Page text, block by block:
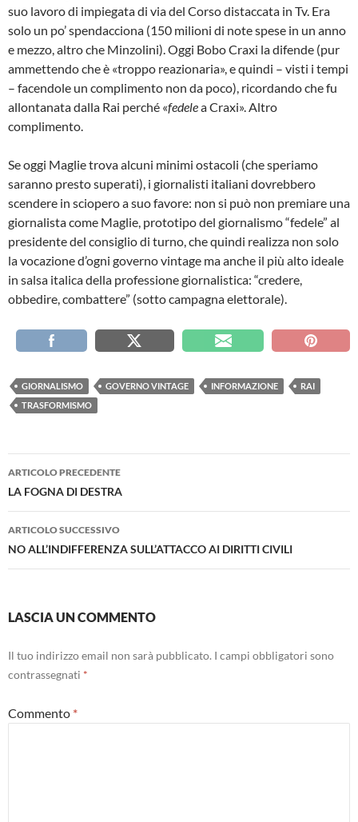
suo lavoro di impiegata di via del Corso distaccata in Tv. Era
solo un po’ spendacciona (150 milioni di note spese in un anno
e mezzo, altro che Minzolini). Oggi Bobo Craxi la difende (pur
ammettendo che è «troppo reazionaria», e quindi – visti i tempi
– facendole un complimento non da poco), ricordando che fu
allontanata dalla Rai perché «fedelea Craxi». Altro
complimento.
Se oggi Maglie trova alcuni minimi ostacoli (che speriamo
saranno presto superati), i giornalisti italiani dovrebbero
scendere in sciopero a suo favore: non si può non premiare una
giornalista come Maglie, prototipo del giornalismo “fedele” al
presidente del consiglio di turno, che quindi realizza non solo
la vocazione d’ogni governo vintage ma anche il più alto ideale
in salsa italica della professione giornalistica: “credere,
obbedire, combattere” (sotto campagna elettorale).
GIORNALISMO GOVERNO VINTAGE INFORMAZIONE
RAI
TRASFORMISMO
Navigazione
articolo
ARTICOLO PRECEDENTE
LA FOGNA DI DESTRA
ARTICOLO SUCCESSIVO
NO ALL’INDIFFERENZA SULL’ATTACCO AI DIRITTI CIVILI
LASCIA UN COMMENTO
Il tuo indirizzo email non sarà pubblicato. I campi obbligatori sono
contrassegnati *
Commento *